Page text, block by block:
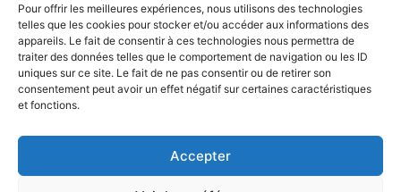
Pour offrir les meilleures expériences, nous utilisons des technologies
telles que les cookies pour stocker et/ou accéder aux informations des
appareils. Le fait de consentir à ces technologies nous permettra de
traiter des données telles que le comportement de navigation ou les ID
uniques sur ce site. Le fait de ne pas consentir ou de retirer son
consentement peut avoir un effet négatif sur certaines caractéristiques
et fonctions.
Accepter
Funérailles au salon
Forfaits et prix
Forfait crémation
Forfait service à l'église